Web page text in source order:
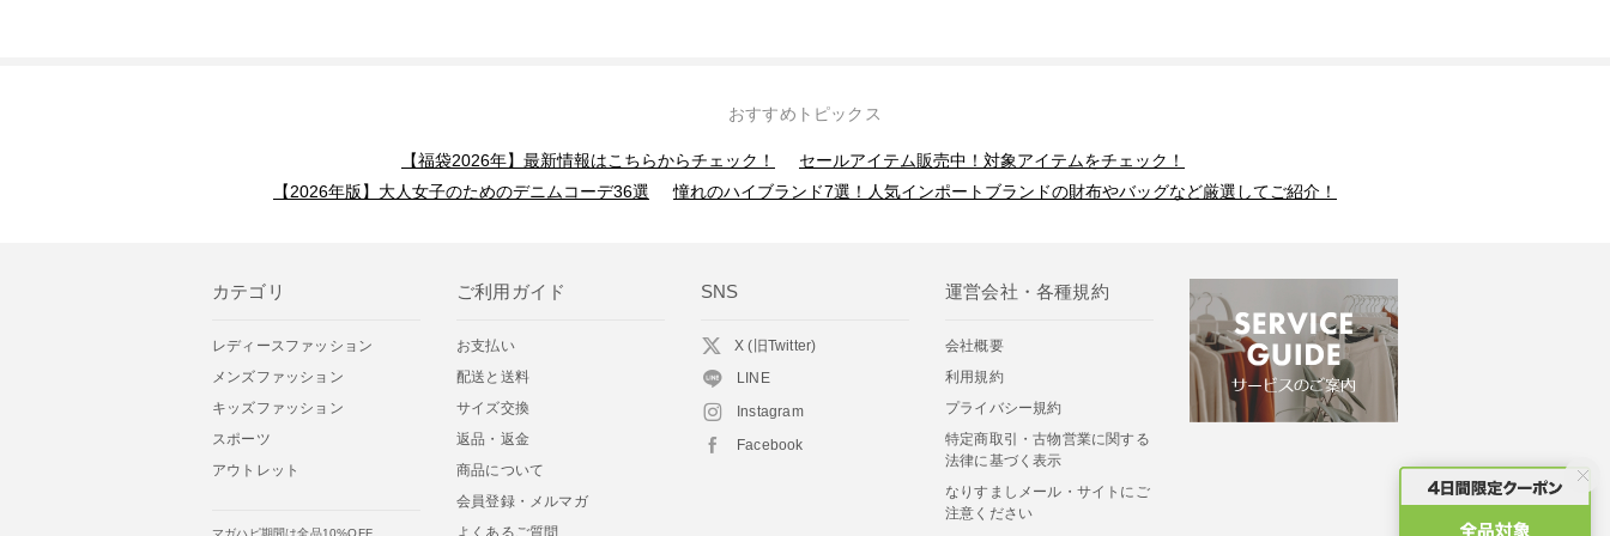
おすすめトピックス
【福袋2026年】最新情報はこちらからチェック！
セールアイテム販売中！対象アイテムをチェック！
【2026年版】大人女子のためのデニムコーデ36選
憧れのハイブランド7選！人気インポートブランドの財布やバッグなど厳選してご紹介！
カテゴリ
レディースファッション
メンズファッション
キッズファッション
スポーツ
アウトレット
マガハピ期間は全品10%OFF
ご利用ガイド
お支払い
配送と送料
サイズ交換
返品・返金
商品について
会員登録・メルマガ
よくあるご質問
SNS
X (旧Twitter)
LINE
Instagram
Facebook
運営会社・各種規約
会社概要
利用規約
プライバシー規約
特定商取引・古物営業に関する
法律に基づく表示
なりすましメール・サイトにご
注意ください